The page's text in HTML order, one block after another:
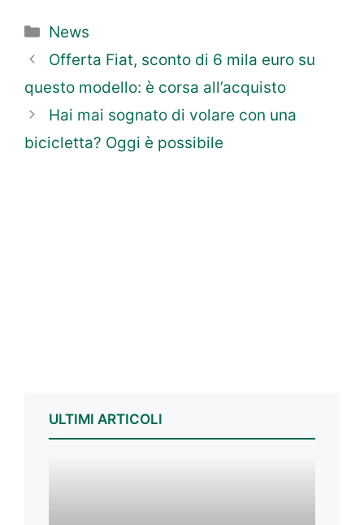
Categorie
News
Offerta Fiat, sconto di 6 mila euro su
questo modello: è corsa all’acquisto
Hai mai sognato di volare con una
bicicletta? Oggi è possibile
ULTIMI ARTICOLI